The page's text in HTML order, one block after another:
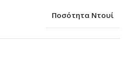
Ποσότητα Ντουί